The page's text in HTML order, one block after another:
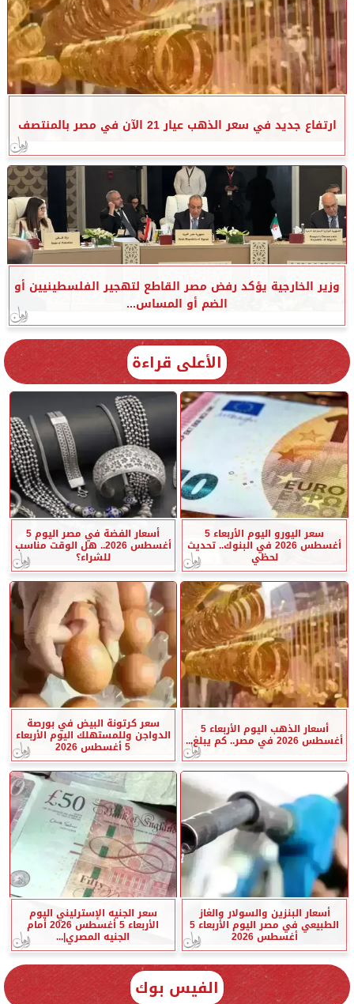
ارتفاع جديد في سعر الذهب عيار 21 الآن في مصر بالمنتصف
وزير الخارجية يؤكد رفض مصر القاطع لتهجير الفلسطينيين أو
الضم أو المساس...
الأعلى قراءة
سعر اليورو اليوم الأربعاء 5
أغسطس 2026 في البنوك.. تحديث
لحظي
أسعار الفضة في مصر اليوم 5
أغسطس 2026.. هل الوقت مناسب
للشراء؟
أسعار الذهب اليوم الأربعاء 5
أغسطس 2026 في مصر.. كم يبلغ...
سعر كرتونة البيض في بورصة
الدواجن وللمستهلك اليوم الأربعاء
5 أغسطس 2026
أسعار البنزين والسولار والغاز
الطبيعي في مصر اليوم الأربعاء 5
أغسطس 2026
سعر الجنيه الإسترليني اليوم
الأربعاء 5 أغسطس 2026 أمام
الجنيه المصري|...
الفيس بوك